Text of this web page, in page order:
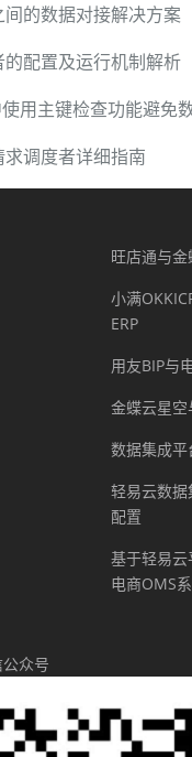
的数据对接解决方案
配置及运行机制解析
用主键检查功能避免
调度者详细指南
旺店通与
小满
ERP
用友BIP与
金蝶云星
数据集成
轻易云数
配置
基于轻易云
电商OMS
众号